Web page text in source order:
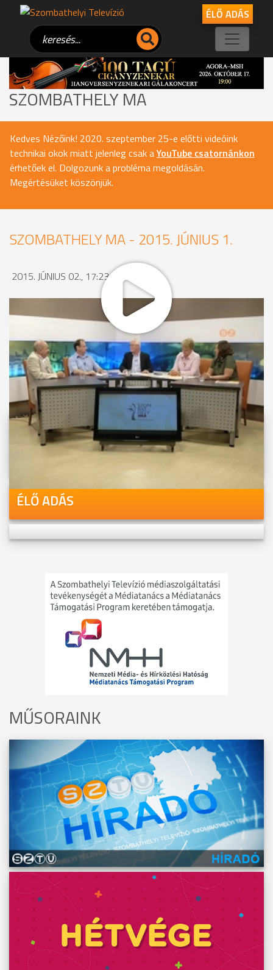
ÉLŐ ADÁS
SZOMBATHELY MA
Kedves Nézőink! 2020. szeptember 25-e előtti videóink
technikai okok miatt jelenleg csak aYouTube csatornánkon
érhetőek el. Dolgozunk a probléma megoldásán.
Megértésüket köszönjük.
SZOMBATHELY MA - 2015. JÚNIUS 1.
2015. JÚNIUS 02., 17:23
Videóink megtekinthetőek
Youtube-csatornánkon is!
ÉLŐ ADÁS
MŰSORAINK